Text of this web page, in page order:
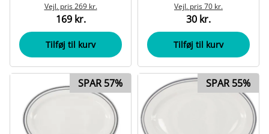
Vejl. pris269 kr.
169 kr.
Tilføj til kurv
Vejl. pris70 kr.
30 kr.
Tilføj til kurv
SPAR 57% SPAR 55%